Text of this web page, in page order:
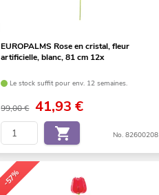
EUROPALMS Rose en cristal, fleur
artificielle, blanc, 81 cm 12x
Le stock suffit pour env. 12 semaines.
99,00 € 41,93€
No. 82600208
-57%